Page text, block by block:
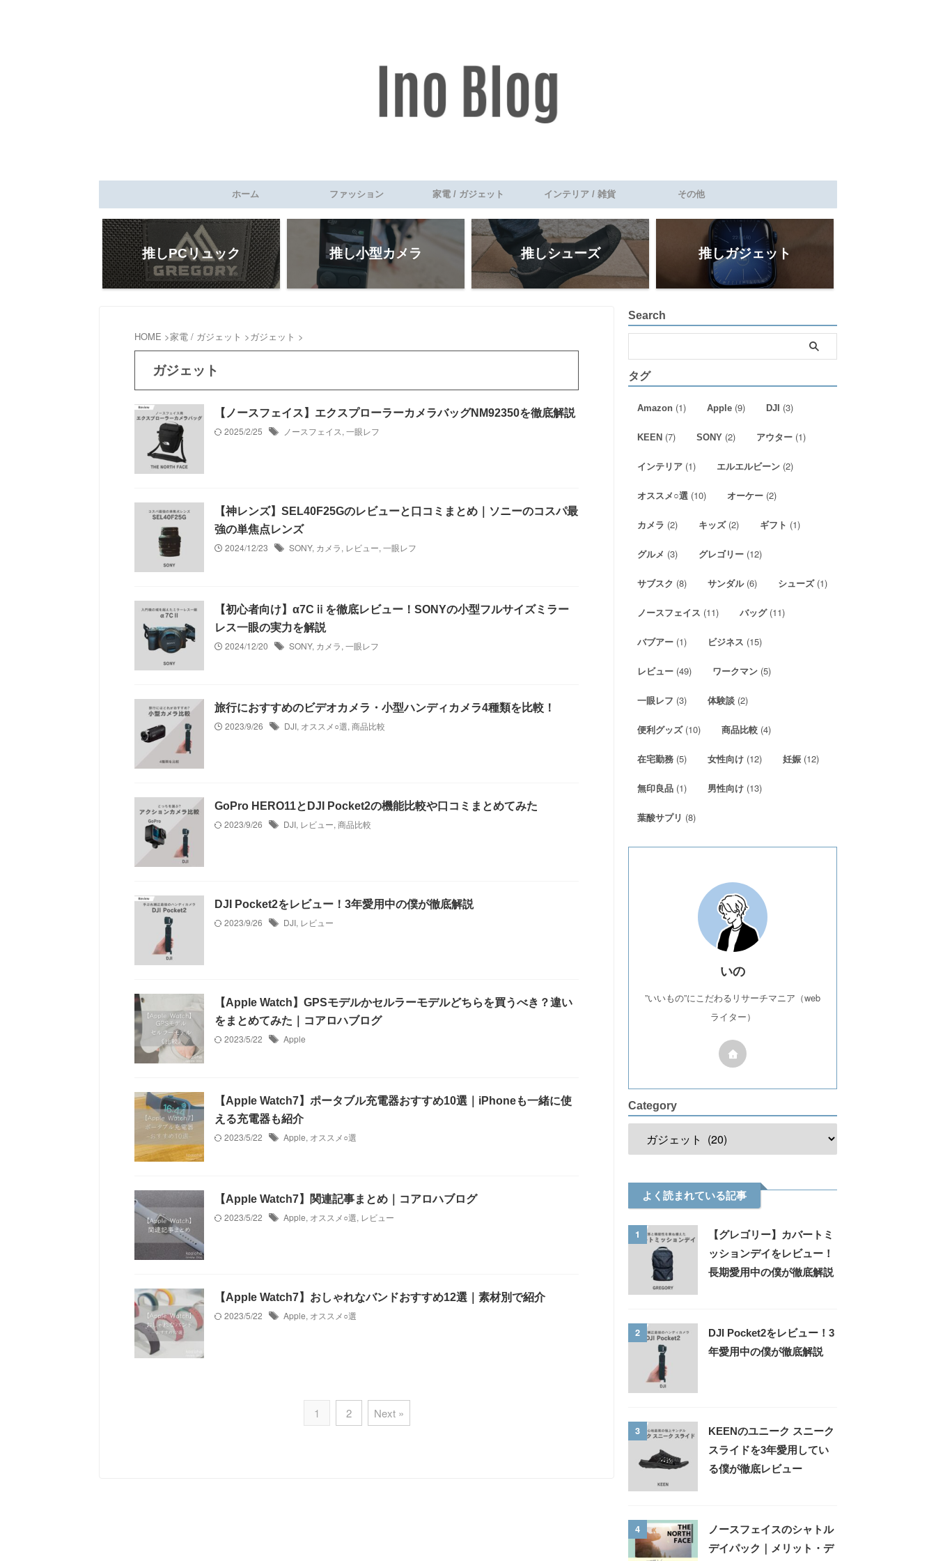
ホーム ファッション 家電 / ガジェット インテリア / 雑貨 その他
推しPCリュック 推し小型カメラ 推しシューズ 推しガジェット
HOME >家電 / ガジェット >ガジェット >
ガジェット
【ノースフェイス】エクスプローラーカメラバッグNM92350を徹底解説
2025/2/25
ノースフェイス, 一眼レフ
【神レンズ】SEL40F25Gのレビューと口コミまとめ｜ソニーのコスパ最
強の単焦点レンズ
2024/12/23
SONY, カメラ, レビュー, 一眼レフ
【初心者向け】α7Cⅱを徹底レビュー！SONYの小型フルサイズミラー
レス一眼の実力を解説
2024/12/20
SONY, カメラ, 一眼レフ
旅行におすすめのビデオカメラ・小型ハンディカメラ4種類を比較！
2023/9/26
DJI, オススメ○選, 商品比較
GoPro HERO11とDJI Pocket2の機能比較や口コミまとめてみた
2023/9/26
DJI, レビュー, 商品比較
DJI Pocket2をレビュー！3年愛用中の僕が徹底解説
2023/9/26
DJI, レビュー
【Apple Watch】GPSモデルかセルラーモデルどちらを買うべき？違い
をまとめてみた｜コアロハブログ
2023/5/22
Apple
【Apple Watch7】ポータブル充電器おすすめ10選｜iPhoneも一緒に使
える充電器も紹介
2023/5/22
Apple, オススメ○選
【Apple Watch7】関連記事まとめ｜コアロハブログ
2023/5/22
Apple, オススメ○選, レビュー
【Apple Watch7】おしゃれなバンドおすすめ12選｜素材別で紹介
2023/5/22
Apple, オススメ○選
1 2 Next »
Search
タグ
Amazon (1) Apple (9) DJI (3)
KEEN (7) SONY (2) アウター (1)
インテリア (1) エルエルビーン (2)
オススメ○選 (10) オーケー (2)
カメラ (2) キッズ(2) ギフト (1)
グルメ (3) グレゴリー (12)
サブスク (8) サンダル(6) シューズ(1)
ノースフェイス (11) バッグ(11)
バブアー (1) ビジネス (15)
レビュー (49) ワークマン (5)
一眼レフ (3) 体験談 (2)
便利グッズ(10) 商品比較 (4)
在宅勤務 (5) 女性向け (12) 妊娠 (12)
無印良品 (1) 男性向け (13)
葉酸サプリ (8)
いの
”いいもの”にこだわるリサーチマニア（web
ライター）
Category
よく読まれている記事
1
【グレゴリー】カバートミ
ッションデイをレビュー！
長期愛用中の僕が徹底解説
2
DJI Pocket2をレビュー！3
年愛用中の僕が徹底解説
3
KEENのユニーク スニーク
スライドを3年愛用してい
る僕が徹底レビュー
4
ノースフェイスのシャトル
デイパック｜メリット・デ